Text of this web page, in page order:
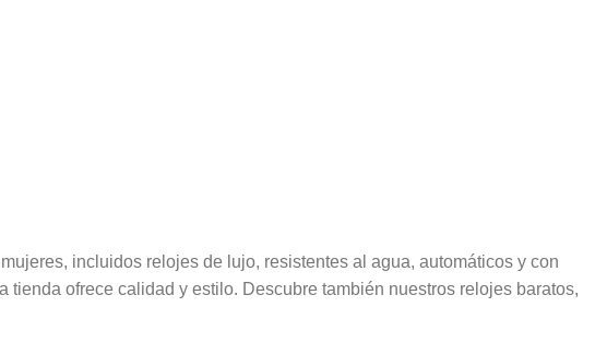
incluidos relojes de lujo, resistentes al agua, automáticos y con
ofrece calidad y estilo. Descubre también nuestros relojes baratos,